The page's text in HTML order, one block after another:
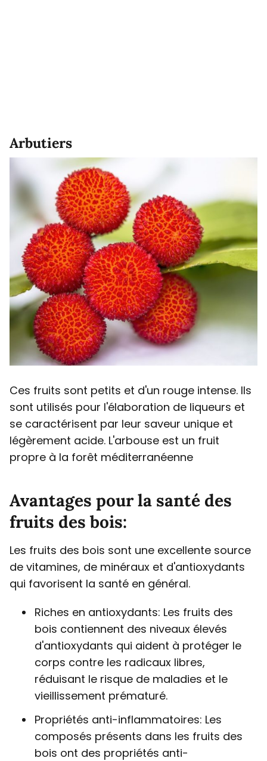
Arbutiers
Ces fruits sont petits et d'un rouge intense. Ils
sont utilisés pour l'élaboration de liqueurs et
se caractérisent par leur saveur unique et
légèrement acide. L'arbouse est un fruit
propre à la forêt méditerranéenne
Avantages pour la santé des
fruits des bois:
Les fruits des bois sont une excellente source
de vitamines, de minéraux et d'antioxydants
qui favorisent la santé en général.
Riches en antioxydants: Les fruits des
bois contiennent des niveaux élevés
d'antioxydants qui aident à protéger le
corps contre les radicaux libres,
réduisant le risque de maladies et le
vieillissement prématuré.
Propriétés anti-inflammatoires: Les
composés présents dans les fruits des
bois ont des propriétés anti-